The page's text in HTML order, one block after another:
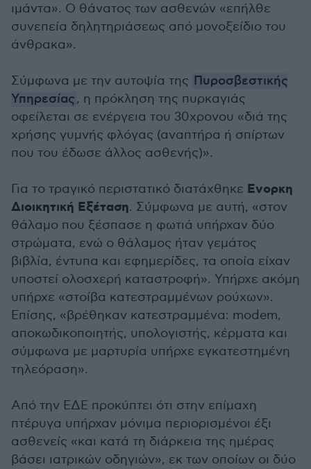
ιμάντα». Ο θάνατος των ασθενών «επήλθε
συνεπεία δηλητηριάσεως από μονοξείδιο του
άνθρακα».
Σύμφωνα με την αυτοψία της Πυροσβεστικής
Υπηρεσίας, η πρόκληση της πυρκαγιάς
οφείλεται σε ενέργεια του 30χρονου «διά της
χρήσης γυμνής φλόγας (αναπτήρα ή σπίρτων
που του έδωσε άλλος ασθενής)».
Για το τραγικό περιστατικό διατάχθηκε Ενορκη
Διοικητική Εξέταση. Σύμφωνα με αυτή, «στον
θάλαμο που ξέσπασε η φωτιά υπήρχαν δύο
στρώματα, ενώ ο θάλαμος ήταν γεμάτος
βιβλία, έντυπα και εφημερίδες, τα οποία είχαν
υποστεί ολοσχερή καταστροφή». Υπήρχε ακόμη
υπήρχε «στοίβα κατεστραμμένων ρούχων».
Επίσης, «βρέθηκαν κατεστραμμένα: modem,
αποκωδικοποιητής, υπολογιστής, κέρματα και
σύμφωνα με μαρτυρία υπήρχε εγκατεστημένη
τηλεόραση».
Από την ΕΔΕ προκύπτει ότι στην επίμαχη
πτέρυγα υπήρχαν μόνιμα περιορισμένοι έξι
ασθενείς «και κατά τη διάρκεια της ημέρας
βάσει ιατρικών οδηγιών», εκ των οποίων οι δύο